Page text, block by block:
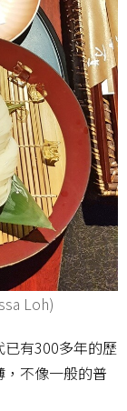
Loh)
有300多年的歷
不像一般的普